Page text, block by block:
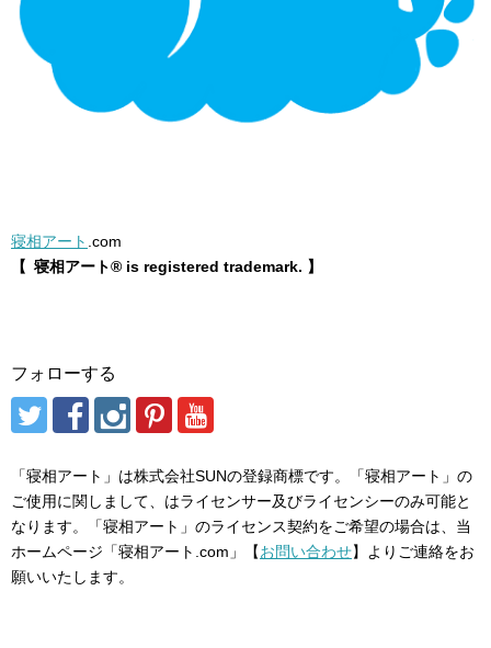
寝相アート .com
【 寝相アート® is registered trademark. 】
フォローする
「寝相アート」は株式会社SUNの登録商標です。「寝相アート」の
ご使用に関しまして、はライセンサー及びライセンシーのみ可能と
なります。「寝相アート」のライセンス契約をご希望の場合は、当
ホームページ「寝相アート.com」【お問い合わせ】よりご連絡をお
願いいたします。